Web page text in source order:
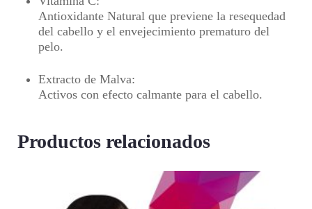
Antioxidante Natural que previene la resequedad
del cabello y el envejecimiento prematuro del
pelo.
Extracto de Malva:
Activos con efecto calmante para el cabello.
Productos relacionados